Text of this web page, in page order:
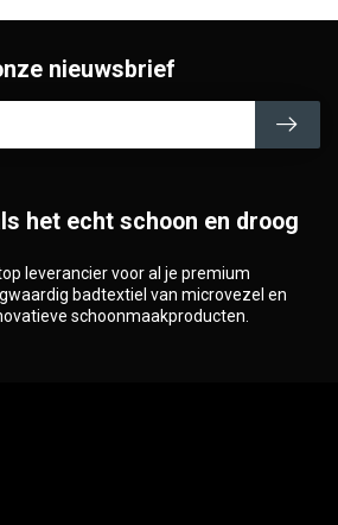
het echt schoon en droog
leverancier voor al je premium
badtextiel van microvezel en
schoonmaakproducten.
nieuwsbrief